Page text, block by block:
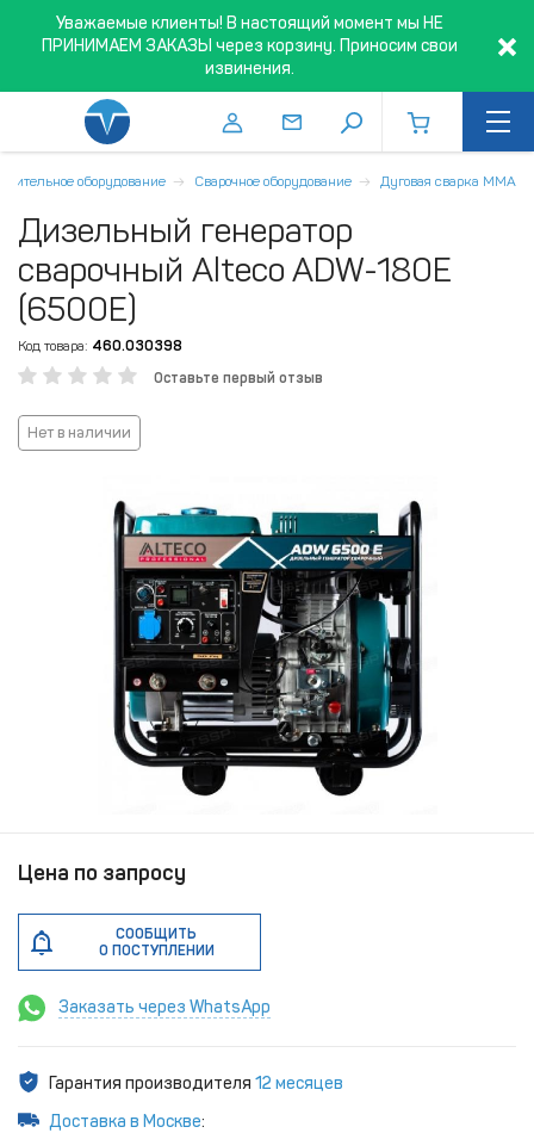
Уважаемые клиенты! В настоящий момент мы НЕ
ПРИНИМАЕМ ЗАКАЗЫ через корзину. Приносим свои
извинения.
оборудование Сварочное оборудование Дуговая сварка MMA
Дизельный генератор
сварочный Alteco ADW-180E
(6500Е)
Код товара: 460.030398
Оставьте первый отзыв
Нет в наличии
Цена по запросу
СООБЩИТЬ
О ПОСТУПЛЕНИИ
Заказать через WhatsApp
Гарантия производителя 12 месяцев
Доставка в Москве: